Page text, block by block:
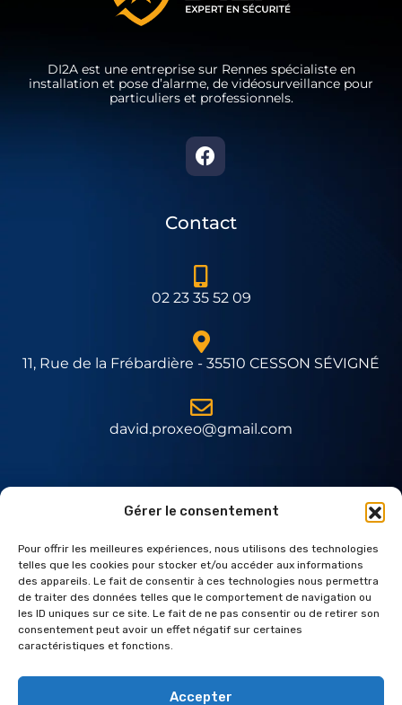
Gérer le consentement
Pour offrir les meilleures expériences, nous utilisons des technologies
telles que les cookies pour stocker et/ou accéder aux informations
des appareils. Le fait de consentir à ces technologies nous permettra
de traiter des données telles que le comportement de navigation ou
les ID uniques sur ce site. Le fait de ne pas consentir ou de retirer son
consentement peut avoir un effet négatif sur certaines
caractéristiques et fonctions.
Accepter
DI2A est une entreprise sur Rennes spécialiste en
installation et pose d’alarme, de vidéosurveillance pour
particuliers et professionnels.
Contact
02 23 35 52 09
11, Rue de la Frébardière - 35510 CESSON SÉVIGNÉ
david.proxeo@gmail.com
Expert Daitem